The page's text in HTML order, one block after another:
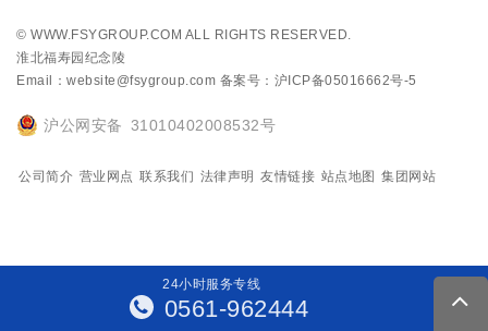
© WWW.FSYGROUP.COM ALL RIGHTS RESERVED.
淮北福寿园纪念陵
Email：website@fsygroup.com 备案号：沪ICP备05016662号-5
沪公网安备 31010402008532号
公司简介 营业网点 联系我们 法律声明 友情链接 站点地图 集团网站
24小时服务专线
0561-962444